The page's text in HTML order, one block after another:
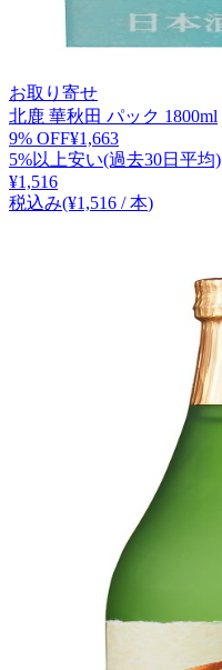
お取り寄せ
北鹿 華秋田 パック 1800ml
9% OFF¥1,663
5%以上安い(過去30日平均)
¥1,516
税込み(¥1,516 / 本)